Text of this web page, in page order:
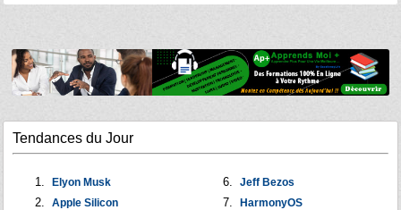
Tendances du Jour
Elyon Musk
Apple Silicon
Jeff Bezos
HarmonyOS